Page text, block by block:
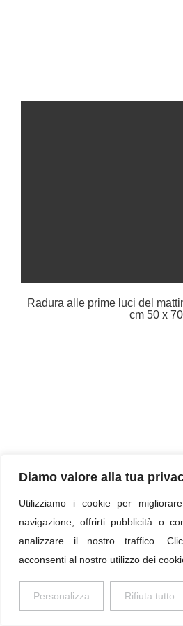
Diamo valore alla tua
Utilizziamo i cookie per
navigazione, offrirti pubblicità o
analizzare il nostro traffico.
acconsenti al nostro utilizzo dei
Personalizza Rifiuta tutto
Radura alle prime luci del
cm 50 x 70